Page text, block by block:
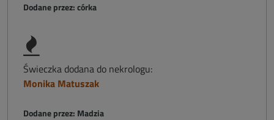
Dodane przez: córka
Świeczka dodana do nekrologu:
Monika Matuszak
Dodane przez: Madzia